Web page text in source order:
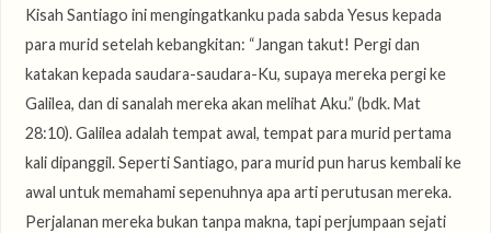
Kisah Santiago ini mengingatkanku pada sabda Yesus kepada
para murid setelah kebangkitan: “Jangan takut! Pergi dan
katakan kepada saudara-saudara-Ku, supaya mereka pergi ke
Galilea, dan di sanalah mereka akan melihat Aku.” (bdk. Mat
28:10). Galilea adalah tempat awal, tempat para murid pertama
kali dipanggil. Seperti Santiago, para murid pun harus kembali ke
awal untuk memahami sepenuhnya apa arti perutusan mereka.
Perjalanan mereka bukan tanpa makna, tapi perjumpaan sejati